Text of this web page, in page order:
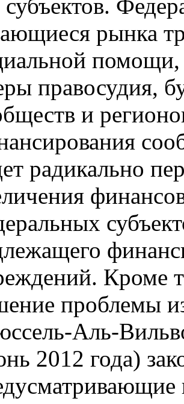
субъектов.
рынка
правосудия,
и
радикально
Кроме
проблемы
Аль-
2012 года)